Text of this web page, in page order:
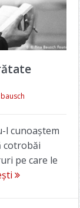
l cunoaștem
cotrobăi
pe care le